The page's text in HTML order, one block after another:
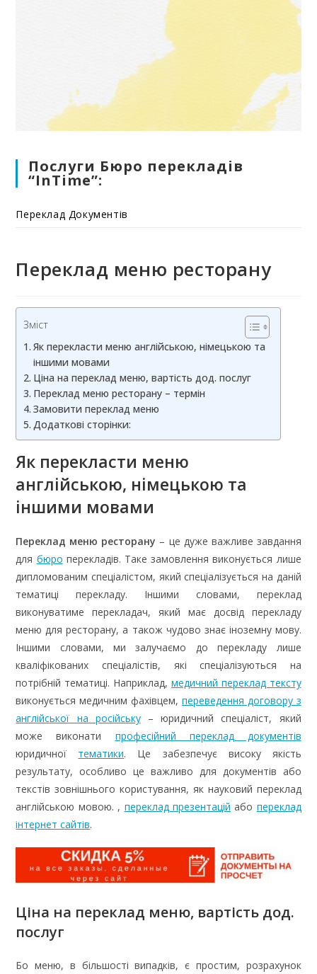
Послуги Бюро перекладів
“InTime”:
Переклад Документів
Переклад меню ресторану
Зміст
Як перекласти меню англійською, німецькою та
іншими мовами
Ціна на переклад меню, вартість дод. послуг
Переклад меню ресторану – термін
Замовити переклад меню
Додаткові сторінки:
Як перекласти меню
англійською, німецькою та
іншими мовами
Переклад меню ресторану – це дуже важливе завдання
для бюро перекладів. Таке замовлення виконується лише
дипломованим спеціалістом, який спеціалізується на даній
тематиці перекладу. Іншими словами, переклад
виконуватиме перекладач, який має досвід перекладу
меню для ресторану, а також чудово знає іноземну мову.
Іншими словами, ми залучаємо до перекладу лише
кваліфікованих спеціалістів, які спеціалізуються на
потрібній тематиці. Наприклад, медичний переклад тексту
виконується медичним фахівцем, переведення договору з
англійської на російську– юридичний спеціаліст, який
може виконати професійний переклад документів
юридичної тематики. Це забезпечує високу якість
результату, особливо це важливо для документів або
текстів зовнішнього користування, як науковий переклад
англійською мовою. , переклад презентацій або переклад
інтернет сайтів.
Ціна на переклад меню, вартість дод.
послуг
Бо меню, в більшості випадків, є простим, розрахунок